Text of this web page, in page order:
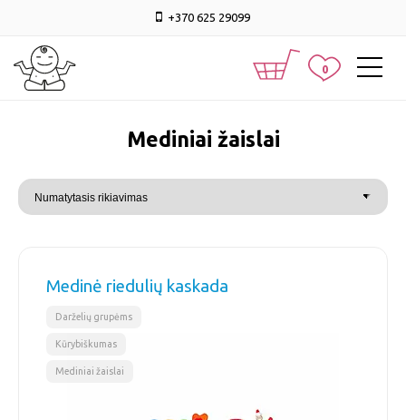
+370 625 29099
0
mediniai žaislai
Medinė riedulių kaskada
Darželių grupėms
Kūrybiškumas
Mediniai žaislai